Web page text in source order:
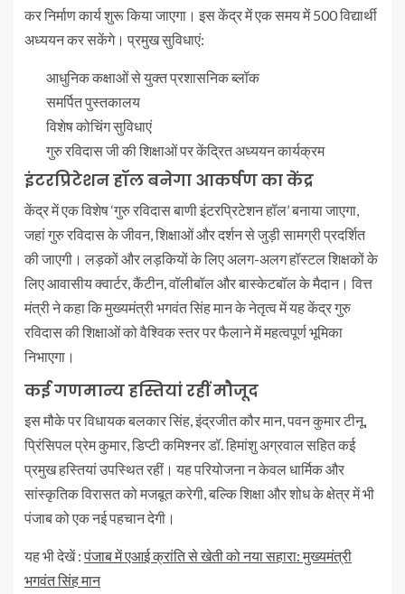
कर निर्माण कार्य शुरू किया जाएगा। इस केंद्र में एक समय में 500 विद्यार्थी
अध्ययन कर सकेंगे। प्रमुख सुविधाएं:
आधुनिक कक्षाओं से युक्त प्रशासनिक ब्लॉक
समर्पित पुस्तकालय
विशेष कोचिंग सुविधाएं
गुरु रविदास जी की शिक्षाओं पर केंद्रित अध्ययन कार्यक्रम
इंटरप्रिटेशन हॉल बनेगा आकर्षण का केंद्र
केंद्र में एक विशेष ‘गुरु रविदास बाणी इंटरप्रिटेशन हॉल’ बनाया जाएगा,
जहां गुरु रविदास के जीवन, शिक्षाओं और दर्शन से जुड़ी सामग्री प्रदर्शित
की जाएगी। लड़कों और लड़कियों के लिए अलग-अलग हॉस्टल शिक्षकों के
लिए आवासीय क्वार्टर, कैंटीन, वॉलीबॉल और बास्केटबॉल के मैदान। वित्त
मंत्री ने कहा कि मुख्यमंत्री भगवंत सिंह मान के नेतृत्व में यह केंद्र गुरु
रविदास की शिक्षाओं को वैश्विक स्तर पर फैलाने में महत्वपूर्ण भूमिका
निभाएगा।
कई गणमान्य हस्तियां रहीं मौजूद
इस मौके पर विधायक बलकार सिंह, इंद्रजीत कौर मान, पवन कुमार टीनू,
प्रिंसिपल प्रेम कुमार, डिप्टी कमिश्नर डॉ. हिमांशु अग्रवाल सहित कई
प्रमुख हस्तियां उपस्थित रहीं। यह परियोजना न केवल धार्मिक और
सांस्कृतिक विरासत को मजबूत करेगी, बल्कि शिक्षा और शोध के क्षेत्र में भी
पंजाब को एक नई पहचान देगी।
यह भी देखें :पंजाब में एआई क्रांति से खेती को नया सहारा: मुख्यमंत्री
भगवंत सिंह मान